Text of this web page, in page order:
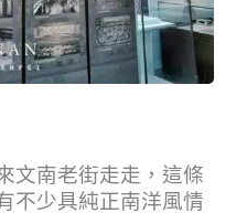
文南老街走走，這條
不少具純正南洋風情